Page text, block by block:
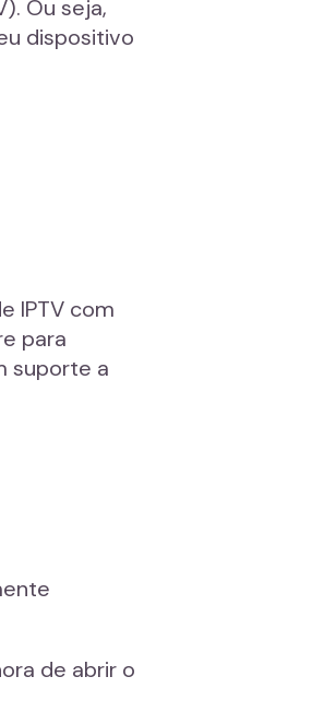
Ou seja,
dispositivo
IPTV com
para
suporte a
de abrir o